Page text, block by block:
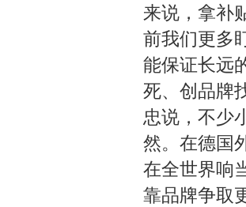
来说，拿补
前我们更多
能保证长远
死、创品牌
忠说，不少
然。在德国
在全世界响
靠品牌争取